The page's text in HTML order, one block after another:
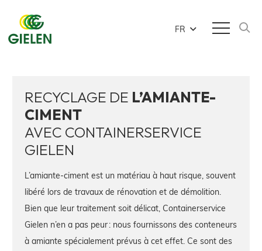
FR
RECYCLAGE DE L’AMIANTE-
CIMENT
AVEC CONTAINERSERVICE
GIELEN
L’amiante-ciment est un matériau à haut risque, souvent
libéré lors de travaux de rénovation et de démolition.
Bien que leur traitement soit délicat, Containerservice
Gielen n’en a pas peur : nous fournissons des conteneurs
à amiante spécialement prévus à cet effet. Ce sont des